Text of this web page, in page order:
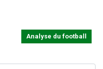
Analyse du football